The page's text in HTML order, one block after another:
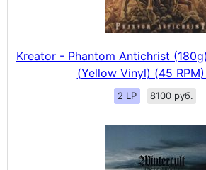
Kreator - Phantom Antichrist
(Yellow Vinyl) (45
2 LP 8100 руб.